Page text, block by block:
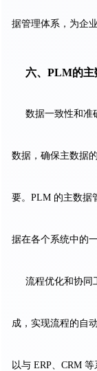
据管理体系，为企
六、PLM的主
数据一致性和准
数据，确保主数据
要。PLM 的主数据
据在各个系统中的
流程优化和协同
成，实现流程的自
以与 ERP、CRM